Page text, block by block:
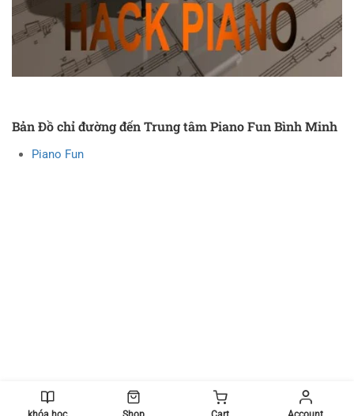
Bản Đồ chỉ đường đến Trung tâm Piano Fun Bình Minh
Piano Fun